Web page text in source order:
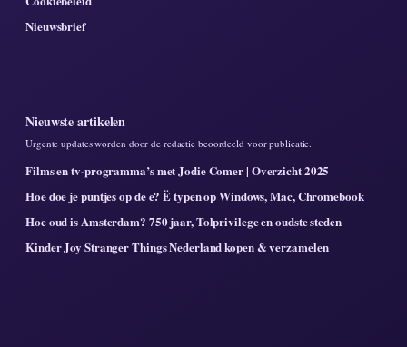
Nieuwsbrief
Nieuwste artikelen
Urgente updates worden door de redactie beoordeeld voor publicatie.
Films en tv-programma’s met Jodie Comer | Overzicht 2025
Hoe doe je puntjes op de e? Ë typen op Windows, Mac, Chromebook
Hoe oud is Amsterdam? 750 jaar, Tolprivilege en oudste steden
Kinder Joy Stranger Things Nederland kopen & verzamelen